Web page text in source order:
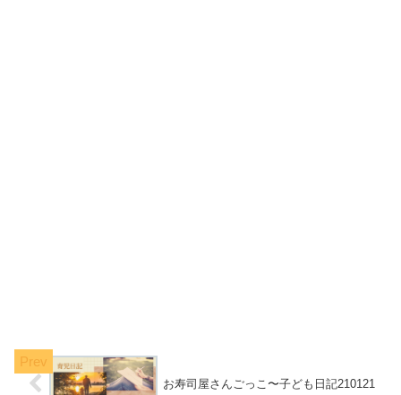
お寿司屋さんごっこ〜子ども日記210121